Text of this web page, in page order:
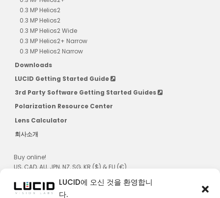
LUCID에 오신 것을 환영합니
다.
0.3 MP Helios2
0.3 MP Helios2
0.3 MP Helios2 Wide
0.3 MP Helios2+ Narrow
0.3 MP Helios2 Narrow
Downloads
LUCID Getting Started Guide
3rd Party Software Getting Started Guides
Polarization Resource Center
Lens Calculator
회사소개
Buy online!
US, CAD, AU, JPN, NZ, SG, KR ($) & EU (€)